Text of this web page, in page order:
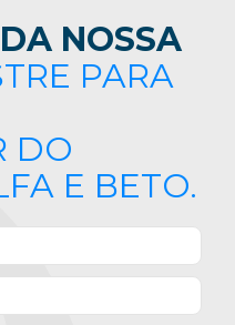
NOSSA
PARA
DO
E BETO.